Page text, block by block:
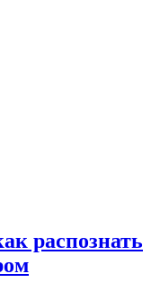
распознать